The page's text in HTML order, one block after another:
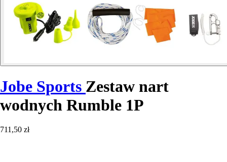
Jobe Sports Zestaw nart
wodnych Rumble 1P
711,50 zł